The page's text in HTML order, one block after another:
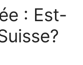
: Est-